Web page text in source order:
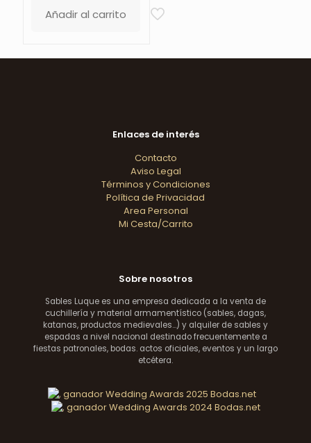
era:
169,00 €.
es:
145,90 €.
Añadir al carrito
Enlaces de interés
Contacto
Aviso Legal
Términos y Condiciones
Política de Privacidad
Area Personal
Mi Cesta/Carrito
Sobre nosotros
Sables Luque es una empresa dedicada a la venta de
cuchillería y material armamentístico (sables, dagas,
katanas, productos medievales...) y alquiler de sables y
espadas a nivel nacional destinado frecuentemente a
fiestas patronales, bodas. actos oficiales, eventos y un largo
etcétera.